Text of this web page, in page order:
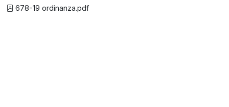
678-19 ordinanza.pdf